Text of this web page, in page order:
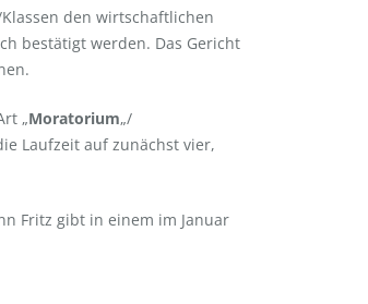
den wirtschaftlichen
bestätigt werden. Das Gericht
„Moratorium„/
Laufzeit auf zunächst vier,
Fritz gibt in einem im Januar